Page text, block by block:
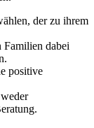
der zu ihrem
Familien dabei
positive